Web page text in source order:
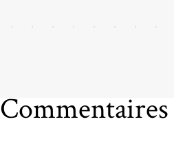
Commentaires